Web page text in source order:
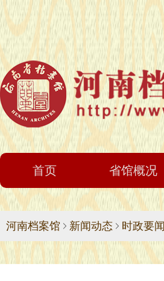
首页 省馆概况
河南档案馆 新闻动态 时政要闻